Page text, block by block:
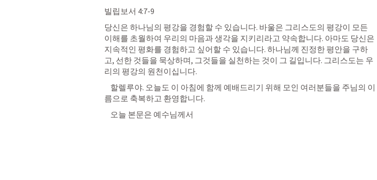
빌립보서 4:7-9
당신은 하나님의 평강을 경험할 수 있습니다. 바울은 그리스도의 평강이 모든
이해를 초월하여 우리의 마음과 생각을 지키리라고 약속합니다. 아마도 당신은
지속적인 평화를 경험하고 싶어할 수 있습니다. 하나님께 진정한 평안을 구하
고, 선한 것들을 묵상하며, 그것들을 실천하는 것이 그 길입니다. 그리스도는 우
리의 평강의 원천이십니다.
할렐루야. 오늘도 이 아침에 함께 예배드리기 위해 모인 여러분들을 주님의 이
름으로 축복하고 환영합니다.
오늘 본문은 예수님께서